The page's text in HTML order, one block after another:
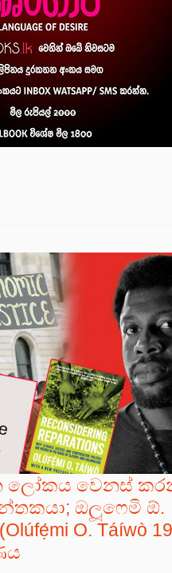
ලෝකය වෙනස්
ඔලූෆෙමි ඕ.
O. Táíwò